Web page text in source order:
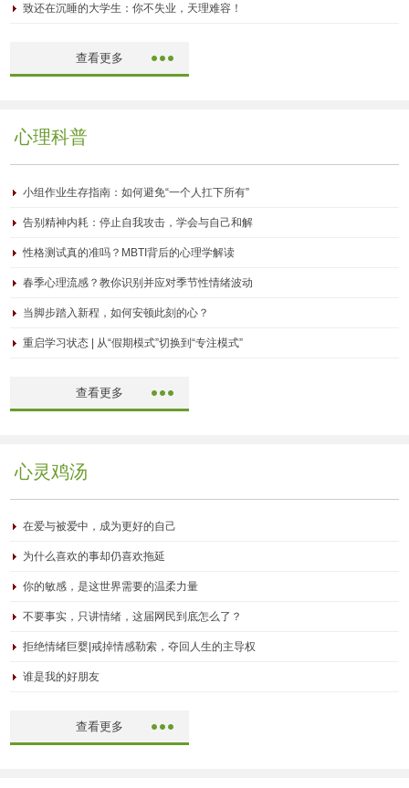
致还在沉睡的大学生：你不失业，天理难容！
查看更多
心理科普
小组作业生存指南：如何避免“一个人扛下所有”
告别精神内耗：停止自我攻击，学会与自己和解
性格测试真的准吗？MBTI背后的心理学解读
春季心理流感？教你识别并应对季节性情绪波动
当脚步踏入新程，如何安顿此刻的心？
重启学习状态 | 从“假期模式”切换到“专注模式”
查看更多
心灵鸡汤
在爱与被爱中，成为更好的自己
为什么喜欢的事却仍喜欢拖延
你的敏感，是这世界需要的温柔力量
不要事实，只讲情绪，这届网民到底怎么了？
拒绝情绪巨婴|戒掉情感勒索，夺回人生的主导权
谁是我的好朋友
查看更多